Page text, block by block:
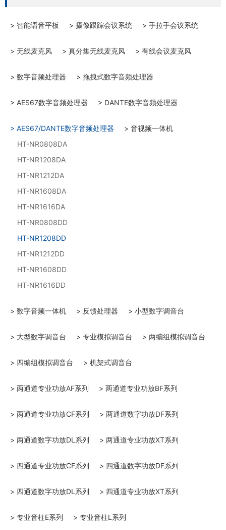
> 智能语音平板 > 摄像跟踪会议系统 > 手拉手会议系统
> 无线麦克风 > 真分集无线麦克风 > 有线会议麦克风
> 数字音频处理器 > 拖拽式数字音频处理器
> AES67数字音频处理器 > DANTE数字音频处理器
> AES67/DANTE数字音频处理器
HT-NR0808DA
HT-NR1208DA
HT-NR1212DA
HT-NR1608DA
HT-NR1616DA
HT-NR0808DD
HT-NR1208DD
HT-NR1212DD
HT-NR1608DD
HT-NR1616DD
> 音视频一体机
> 数字音频一体机 > 反馈处理器 > 小型数字调音台
> 大型数字调音台 > 专业模拟调音台 > 两编组模拟调音台
> 四编组模拟调音台 > 机架式调音台
> 两通道专业功放AF系列 > 两通道专业功放BF系列
> 两通道专业功放CF系列 > 两通道数字功放DF系列
> 两通道数字功放DL系列 > 两通道专业功放XT系列
> 四通道专业功放CF系列 > 四通道数字功放DF系列
> 四通道数字功放DL系列 > 四通道专业功放XT系列
> 专业音柱E系列 > 专业音柱L系列